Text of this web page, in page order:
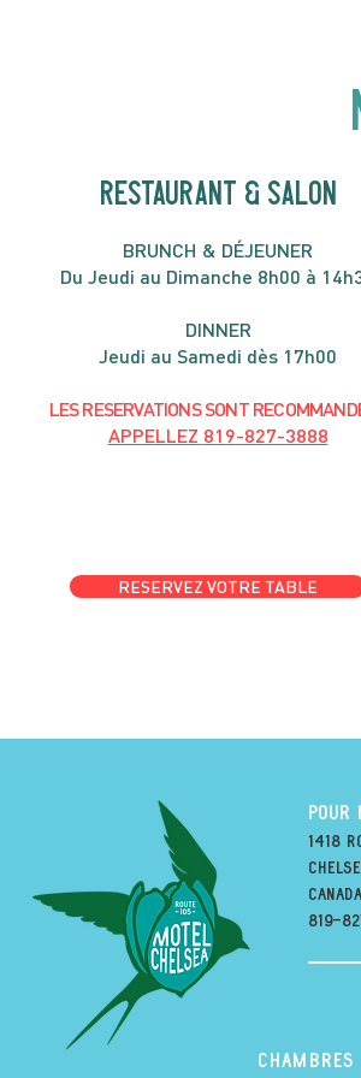
RESTAURANT & SALON
BRUNCH & DÉJEUNER
Du Jeudi au Dimanche 8h00 à
DINNER
Jeudi au Samedi dès 17h00
LES RESERVATIONSSONT R
APPELLEZ 819-827-3888
RESERVEZ VOTRE TABLE
POUR
1418
819-
Chambres